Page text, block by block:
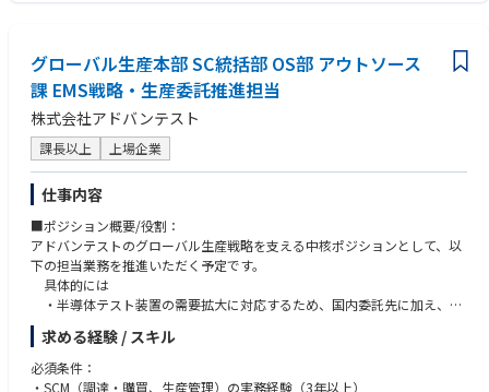
メイン、海外メインと柔軟に検討します。
【仕事の魅力】
・日本を含むグローバルの工場や販売会社を俯瞰し需要、供給、在庫の全
体最適や意思決定に関わります。
・在庫、FCF、ROIC等の経営指標に直結する意思決定に携わり、経営に近
い視点で業務を遂行できます。
・SAP／IBPやAI活用など、S&OP高度化の最前線で新しい仕組みづくりに
挑戦できます。
・工場、営業、マーケティング、経理など社内全部門や海外拠点と幅広く
関わることができます。
・医療現場・患者の皆様・製薬企業など幅広いお客様に対し、医療を支え
るソリューション提供に貢献できます。
グローバル生産本部 SC統括部 OS部 アウトソース
課 EMS戦略・生産委託推進担当
株式会社アドバンテスト
課長以上 上場企業
仕事内容
■ポジション概要/役割：
アドバンテストのグローバル生産戦略を支える中核ポジションとして、以
下の担当業務を推進いただく予定です。
具体的には
・半導体テスト装置の需要拡大に対応するため、国内委託先に加え、海
外EMSを活用 したEMS活用戦略の立案
・新規委託先の開拓、生産移管、量産立上げ、QCD（品質・コスト・納
期）管理までの一貫したプロセスの構築
・社内の開発・調達・品質保証・生産部門、および海外拠点・EMSパー
求める経験 / スキル
必須条件：
・SCM（調達・購買、生産管理）の実務経験（3年以上）